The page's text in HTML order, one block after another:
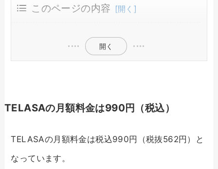
このページの内容
開く
TELASAの月額料金は990円（税込）
TELASAの月額料金は税込990円（税抜562円）と
なっています。